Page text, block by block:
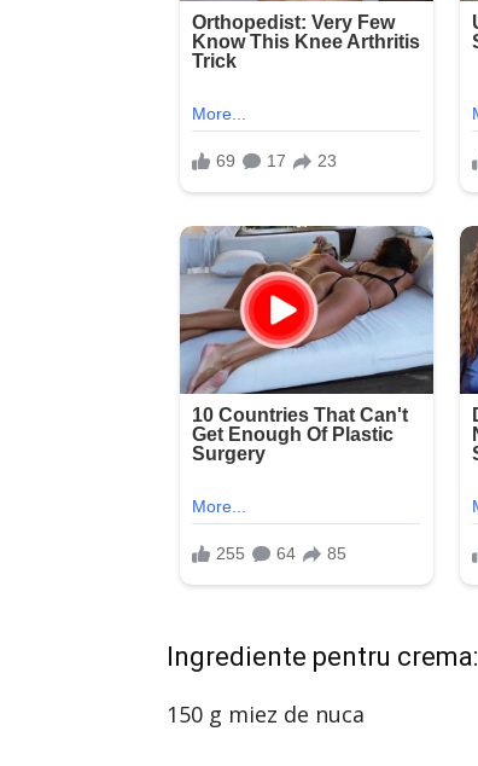
Ingrediente pentru crema:
150 g miez de nuca